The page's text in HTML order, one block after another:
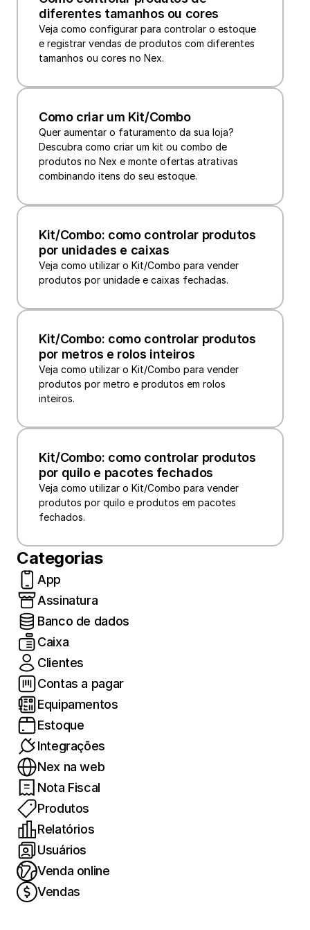
diferentes tamanhos ou cores
Veja como configurar para controlar o estoque
e registrar vendas de produtos com diferentes
tamanhos ou cores no Nex.
Como criar um Kit/Combo
Quer aumentar o faturamento da sua loja?
Descubra como criar um kit ou combo de
produtos no Nex e monte ofertas atrativas
combinando itens do seu estoque.
Kit/Combo: como controlar produtos
por unidades e caixas
Veja como utilizar o Kit/Combo para vender
produtos por unidade e caixas fechadas.
Kit/Combo: como controlar produtos
por metros e rolos inteiros
Veja como utilizar o Kit/Combo para vender
produtos por metro e produtos em rolos
inteiros.
Kit/Combo: como controlar produtos
por quilo e pacotes fechados
Veja como utilizar o Kit/Combo para vender
produtos por quilo e produtos em pacotes
fechados.
Categorias
App
Assinatura
Banco de dados
Caixa
Clientes
Contas a pagar
Equipamentos
Estoque
Integrações
Nex na web
Nota Fiscal
Produtos
Relatórios
Usuários
Venda online
Vendas